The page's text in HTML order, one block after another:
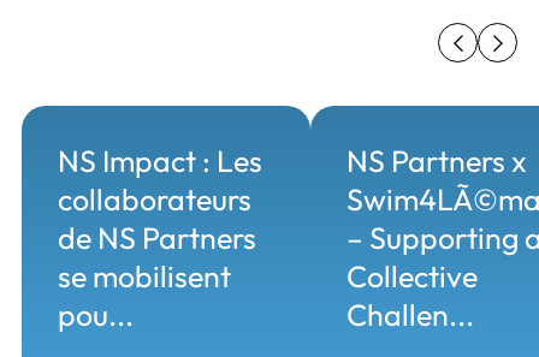
NS Impact : Les
collaborateurs
de NS Partners
se mobilisent
pou...
NS Partners x
– Supporting
Collective
Challen...